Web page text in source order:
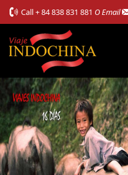
Call+ 84 838 831 881 O Email